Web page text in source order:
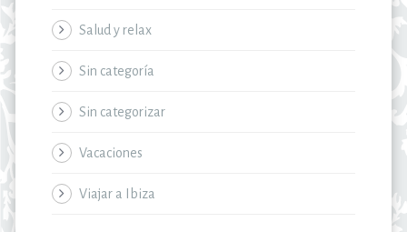
Salud y relax
Sin categoría
Sin categorizar
Vacaciones
Viajar a Ibiza